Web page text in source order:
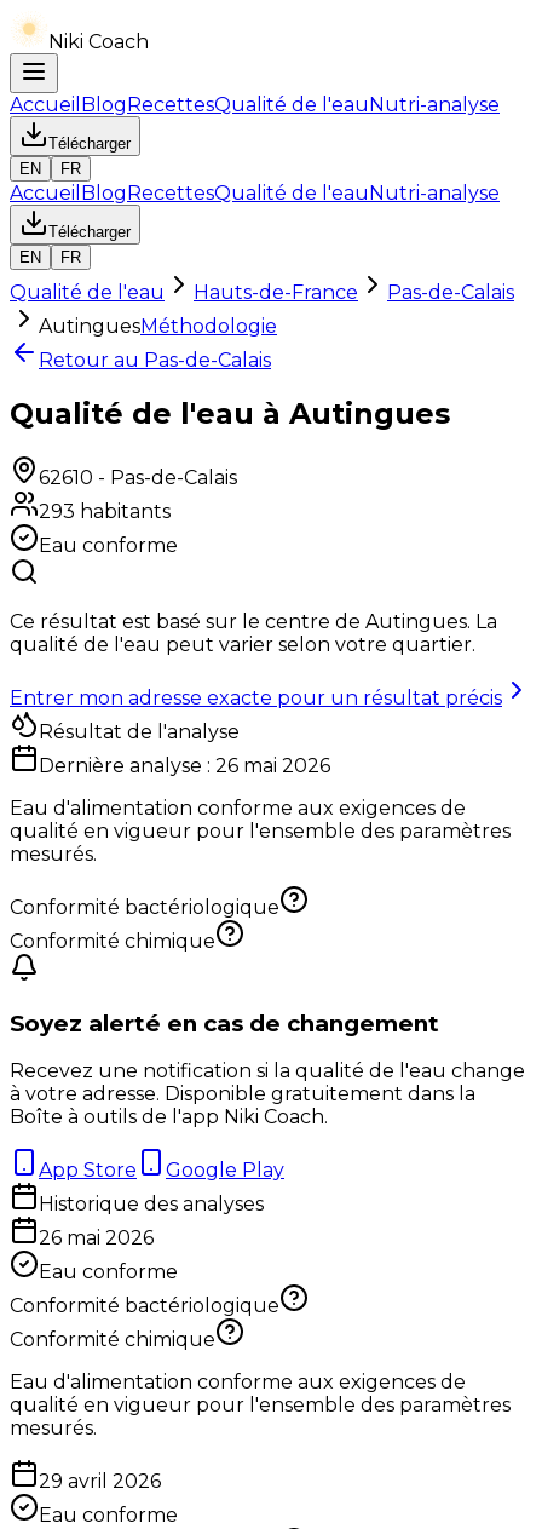
Niki Coach
Accueil BlogRecettesQualité de l'eauNutri-analyse
Télécharger
EN
FR
Accueil BlogRecettesQualité de l'eauNutri-analyse
Télécharger
EN
FR
Qualité de l'eau Hauts-de-France
Pas-de-Calais
AutinguesMéthodologie
Retour au Pas-de-Calais
Qualité de l'eau à Autingues
62610 - Pas-de-Calais
293 habitants
Eau conforme
Ce résultat est basé sur le centre de Autingues. La
qualité de l'eau peut varier selon votre quartier.
Entrer mon adresse exacte pour un résultat précis
Résultat de l'analyse
Dernière analyse : 26 mai 2026
Eau d'alimentation conforme aux exigences de
qualité en vigueur pour l'ensemble des paramètres
mesurés.
Conformité bactériologique
Conformité chimique
Soyez alerté en cas de changement
Recevez une notification si la qualité de l'eau change
à votre adresse. Disponible gratuitement dans la
Boîte à outils de l'app Niki Coach.
App Store
Google Play
Historique des analyses
26 mai 2026
Eau conforme
Conformité bactériologique
Conformité chimique
Eau d'alimentation conforme aux exigences de
qualité en vigueur pour l'ensemble des paramètres
mesurés.
29 avril 2026
Eau conforme